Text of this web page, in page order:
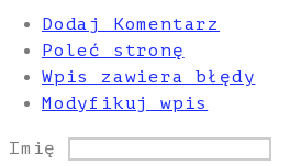
Dodaj Komentarz
Poleć stronę
Wpis zawiera błędy
Modyfikuj wpis
Imię